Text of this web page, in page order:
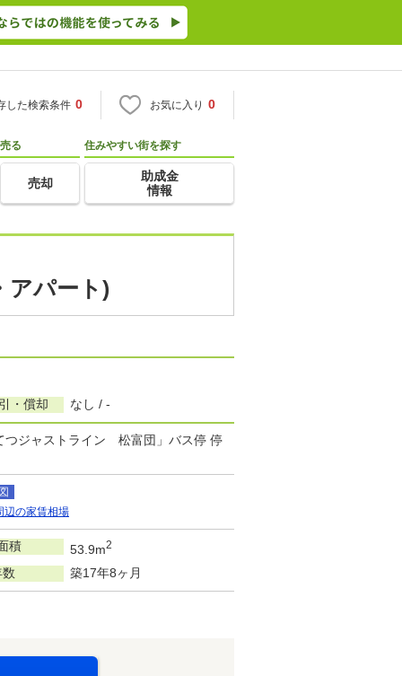
した検索条件 0 お気に入り 0
売る
売却
住みやすい街を探す
助成金
情報
アパート)
・償却 なし / -
つジャストライン 松富団」バス停 停
辺の家賃相場
積 53.9m2
築17年8ヶ月